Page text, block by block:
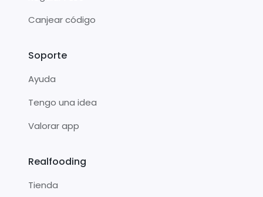
Canjear código
Soporte
Ayuda
Tengo una idea
Valorar app
Realfooding
Tienda